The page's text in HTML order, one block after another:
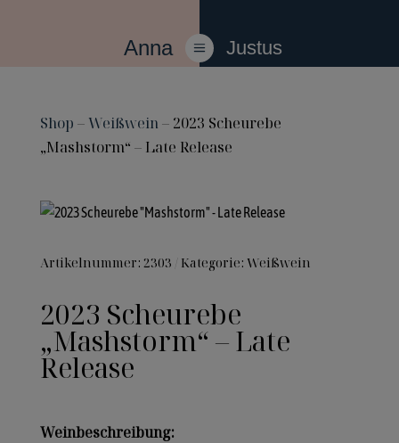
Anna a Justus
Shop – Weißwein – 2023 Scheurebe
„Mashstorm“ – Late Release
Artikelnummer: 2303 Kategorie: Weißwein
2023 Scheurebe
„Mashstorm“ – Late
Release
Weinbeschreibung: